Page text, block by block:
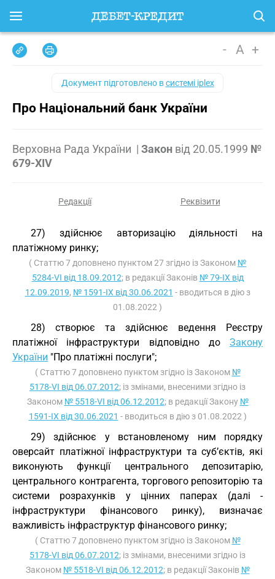
- A +
Документ підготовлено всистемі iplex
Про Національний банк України
Верховна Рада України | Закон від 20.05.1999 №
679-XIV
Редакції Реквізити
27) здійснює авторизацію діяльності на
платіжному ринку;
( Статтю 7 доповнено пунктом 27 згідно із Законом №
5284-VI від 18.09.2012; в редакції Законів № 79-IX від
12.09.2019, № 1591-IX від 30.06.2021 - вводиться в дію з
01.08.2022 )
28) створює та здійснює ведення Реєстру
платіжної інфраструктури відповідно до Закону
України "Про платіжні послуги";
( Статтю 7 доповнено пунктом згідно із Законом №
5178-VI від 06.07.2012; із змінами, внесеними згідно із
Законом № 5518-VI від 06.12.2012; в редакції Закону №
1591-IX від 30.06.2021 - вводиться в дію з 01.08.2022 )
29) здійснює у встановленому ним порядку
оверсайт платіжної інфраструктури та суб’єктів, які
виконують функції центрального депозитарію,
центрального контрагента, торгового репозиторію та
системи розрахунків у цінних паперах (далі -
інфраструктури фінансового ринку), визначає
важливість інфраструктур фінансового ринку;
( Статтю 7 доповнено пунктом згідно із Законом №
5178-VI від 06.07.2012; із змінами, внесеними згідно із
Законом № 5518-VI від 06.12.2012; в редакції Законів №